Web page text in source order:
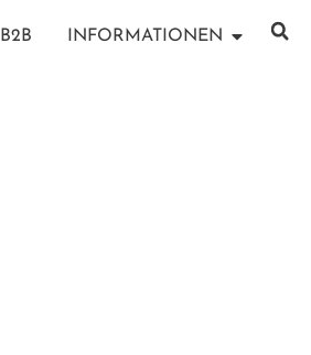
B2B INFORMATIONEN